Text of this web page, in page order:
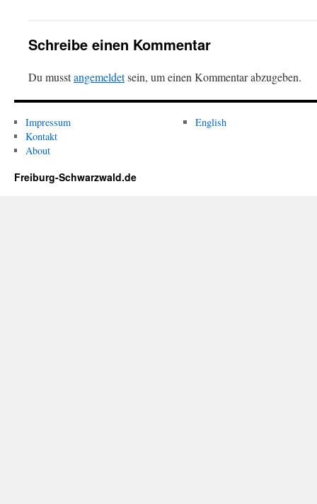
Schreibe einen Kommentar
Du musstangemeldetsein, um einen Kommentar abzugeben.
Impressum
Kontakt
About
English
Freiburg-Schwarzwald.de